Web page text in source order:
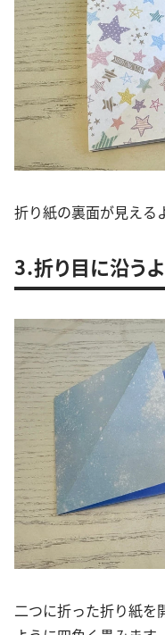
折り紙の裏面が見える
3.折り目に沿う
二つに折った折り紙を